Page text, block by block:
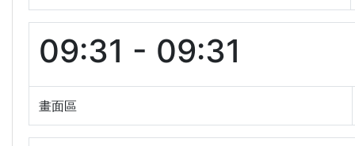
09:31 - 09:31
畫面區